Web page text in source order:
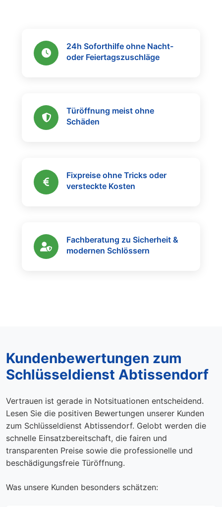
24h Soforthilfe ohne Nacht-
oder Feiertagszuschläge
Türöffnung meist ohne
Schäden
Fixpreise ohne Tricks oder
versteckte Kosten
Fachberatung zu Sicherheit &
modernen Schlössern
Kundenbewertungen zum
Schlüsseldienst Abtissendorf
Vertrauen ist gerade in Notsituationen entscheidend.
Lesen Sie die positiven Bewertungen unserer Kunden
zum Schlüsseldienst Abtissendorf. Gelobt werden die
schnelle Einsatzbereitschaft, die fairen und
transparenten Preise sowie die professionelle und
beschädigungsfreie Türöffnung.
Was unsere Kunden besonders schätzen: